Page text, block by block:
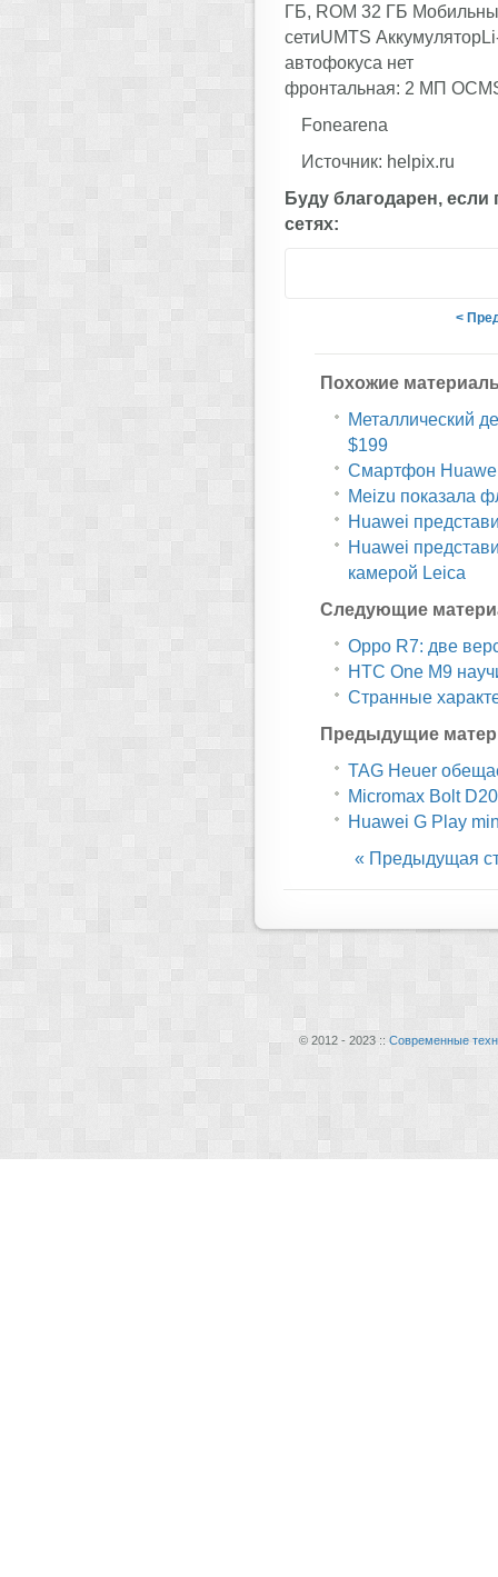
ГБ, ROM 32 ГБ
сетиUMTS
автофокуса нет
фронтальная: 2 МП
Fonearena
Источник: helpix.ru
Буду благодарен, если
сетях:
<
Похожие
Металлический
$199
Смартфон
Meizu показала
Huawei
Huawei
камерой Leica
Следующие
Oppo R7: две
HTC One M9
Странные
Предыдущие
TAG Heuer
Micromax Bolt
Huawei G Play
« Предыдущая
© 2012 - 2023 :: Современные